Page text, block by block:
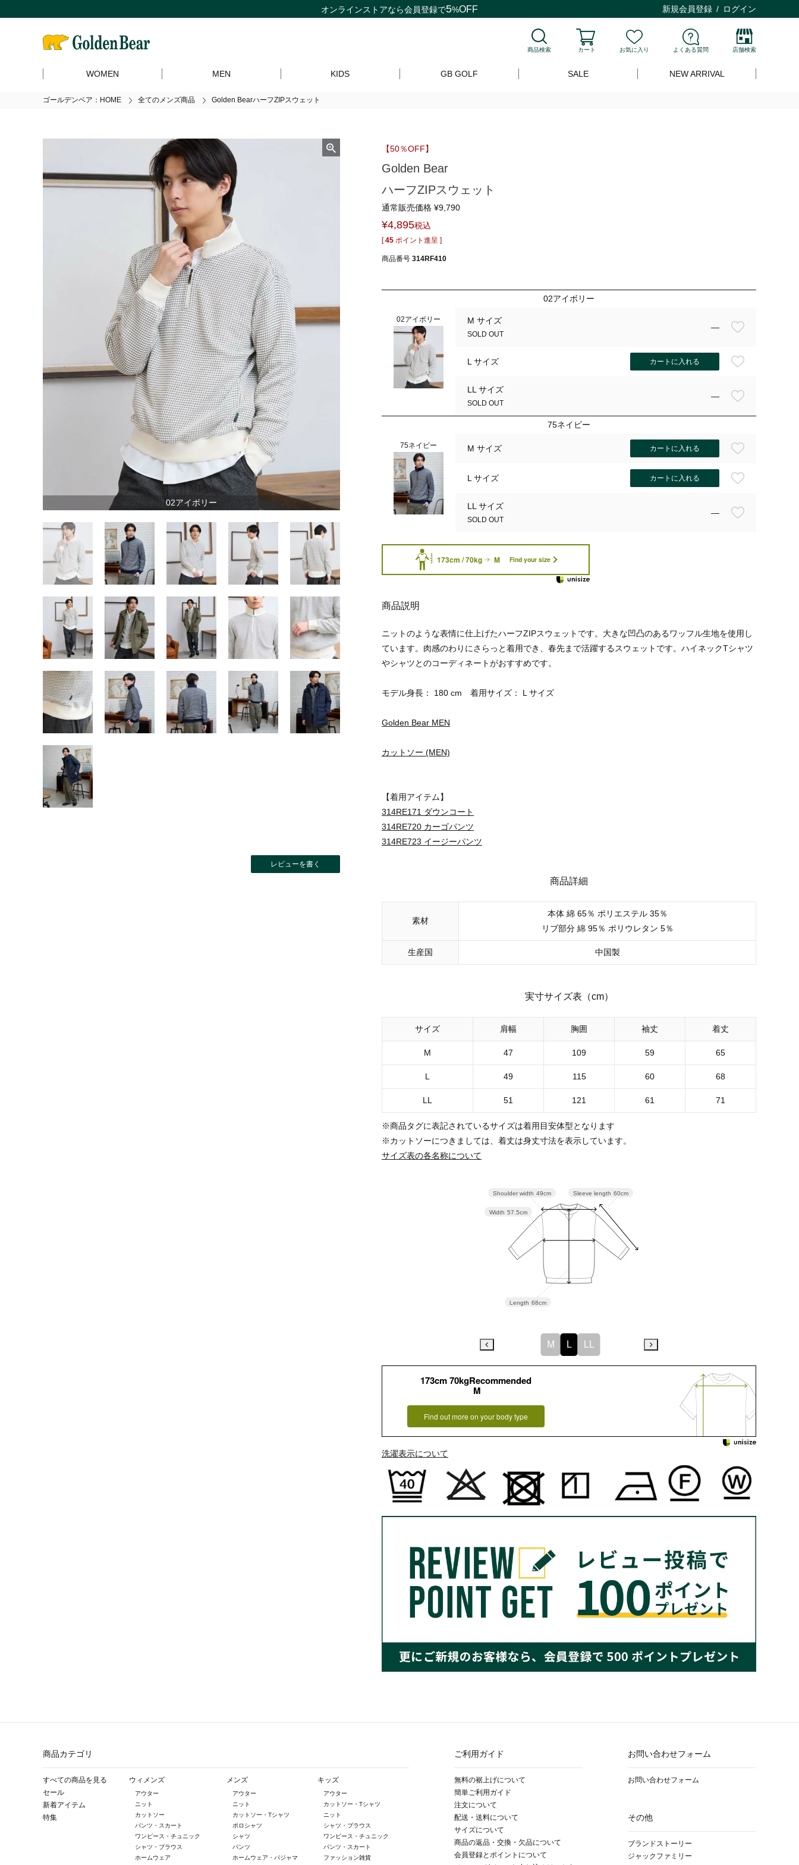
オンラインストアなら会員登録で5%OFF 新規会員登録 ログイン
商品検索 カート お気に入り よくある質問 店舗検索
WOMEN MEN KIDS GB GOLF SALE NEW ARRIVAL
ゴールデンベア：HOME 全てのメンズ商品 Golden BearハーフZIPスウェット
02アイボリー 75ネイビー
レビューを書く
【50％OFF】
Golden Bear
ハーフZIPスウェット
通常販売価格 ¥9,790
¥4,895税込
[ 45 ポイント進呈 ]
商品番号 314RF410
02アイボリー
02アイボリー M サイズ
SOLD OUT
—
L サイズ カートに入れる
LL サイズ
SOLD OUT
—
75ネイビー
75ネイビー M サイズ カートに入れる
L サイズ カートに入れる
LL サイズ
SOLD OUT
—
173cm / 70kg M Find your size
商品説明
ニットのような表情に仕上げたハーフZIPスウェットです。大きな凹凸のあるワッフル生地を使用し
ています。肉感のわりにさらっと着用でき、春先まで活躍するスウェットです。ハイネックTシャツ
やシャツとのコーディネートがおすすめです。
モデル身長： 180 cm 着用サイズ： L サイズ
Golden Bear MEN
カットソー (MEN)
【着用アイテム】
314RE171 ダウンコート
314RE720 カーゴパンツ
314RE723 イージーパンツ
商品詳細
素材
本体 綿 65％ ポリエステル 35％
リブ部分 綿 95％ ポリウレタン 5％
生産国 中国製
実寸サイズ表（cm）
サイズ 肩幅 胸囲 袖丈 着丈
M 47 109 59 65
L 49 115 60 68
LL 51 121 61 71
※商品タグに表記されているサイズは着用目安体型となります
※カットソーにつきましては、着丈は身丈寸法を表示しています。
サイズ表の各名称について
Sleeve length 60cm
Length 68cm
Width 57.5cm
Shoulder width 49cm
M L
173cm 70kgRecommended
M
Find out more on your body type
洗濯表示について
商品カテゴリ
すべての商品を見る
セール
新着アイテム
特集
ウィメンズ
アウター
ニット
カットソー
パンツ・スカート
ワンピース・チュニック
シャツ・ブラウス
ホームウェア
メンズ
アウター
ニット
カットソー・Tシャツ
ポロシャツ
シャツ
パンツ
ホームウェア・パジャマ
キッズ
アウター
カットソー・Tシャツ
ニット
シャツ・ブラウス
ワンピース・チュニック
パンツ・スカート
ファッション雑貨
ご利用ガイド
無料の裾上げについて
簡単ご利用ガイド
注文について
配送・送料について
サイズについて
商品の返品・交換・欠品について
会員登録とポイントについて
お問い合わせフォーム
お問い合わせフォーム
その他
ブランドストーリー
ジャックファミリー